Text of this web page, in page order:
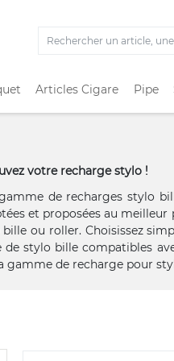
Articles Cigare Pipe
votre recharge stylo !
de recharges stylo
et proposées au
ou roller. Choisissez
stylo bille compatibles
gamme de recharge pour